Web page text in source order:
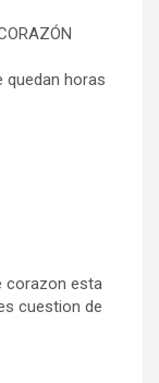
quedan horas
corazon esta
cuestion de